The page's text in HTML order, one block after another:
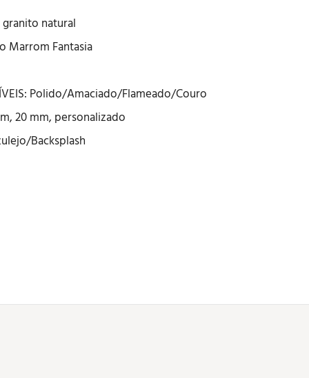
granito natural
Marrom Fantasia
Polido/Amaciado/Flameado/Couro
20 mm, personalizado
Backsplash